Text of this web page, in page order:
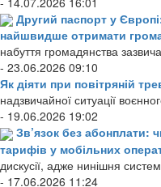
Другий паспорт у
найшвидше отримати
набуття громадянства
- 23.06.2026 09:10
Як діяти при повітряній
надзвичайної ситуації
- 19.06.2026 19:02
Зв’язок без абонплати:
тарифів у мобільних
дискусії, адже нинішня
- 17.06.2026 11:24